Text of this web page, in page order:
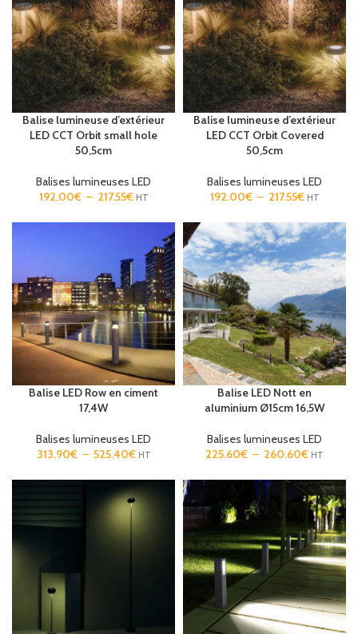
Balise lumineuse d’extérieur
LED CCT Orbit small hole
50,5cm
Balises lumineuses LED
192.00€ – 217.55€ HT
Balise lumineuse d’extérieur
LED CCT Orbit Covered
50,5cm
Balises lumineuses LED
192.00€ – 217.55€ HT
Balise LED Row en ciment
17,4W
Balises lumineuses LED
313.90€ – 525.40€ HT
Balise LED Nott en
aluminium Ø15cm 16,5W
Balises lumineuses LED
225.60€ – 260.60€ HT